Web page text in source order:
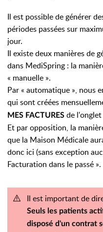
Il est possible de générer
périodes passées sur
jour.
Il existe deux manières de
dans MediSpring : la
« manuelle ».
Par « automatique », nous
qui sont créées
MES FACTURES de l'onglet
Et par opposition, la
que la Maison Médicale
donc ici (sans exception
Facturation dans le passé ».
Il est important de
Seuls les patients
disposé d'un contrat